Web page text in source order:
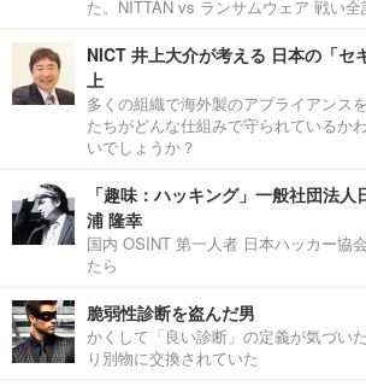
た。NITTAN vs ランサムウェア 戦い全
NICT 井上大介が考える 日本の「セ
上
多くの組織で海外製のアプライアンス
たちがどんな仕組みで守られているか
いでしょうか？
「趣味：ハッキング」一般社団法
浦 隆幸
国内 OSINT 第一人者 日本ハッカー協
たら
脆弱性診断を盗んだ男
かくして「良い診断」の定義が気づい
り別物に交換されていた